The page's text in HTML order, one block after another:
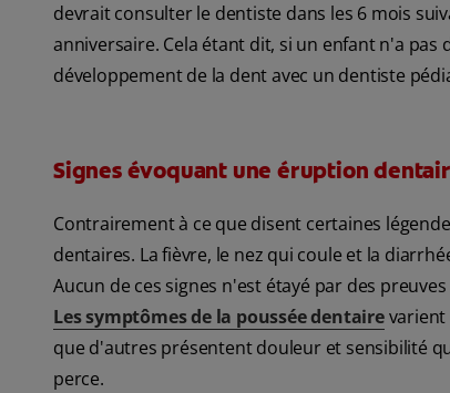
devrait consulter le dentiste dans les 6 mois
anniversaire. Cela étant dit, si un enfant n'a
développement de la dent avec un dentiste
Signes évoquant une éruption
Contrairement à ce que disent certaines
dentaires. La fièvre, le nez qui coule et la
Aucun de ces signes n'est étayé par des
Les symptômes de la poussée dentairevarient
que d'autres présentent douleur et sensibilité
perce.